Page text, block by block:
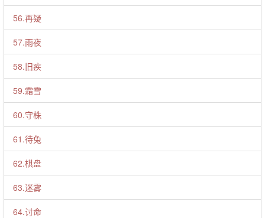
56.再疑
57.雨夜
58.旧疾
59.霜雪
60.守株
61.待兔
62.棋盘
63.迷雾
64.讨命